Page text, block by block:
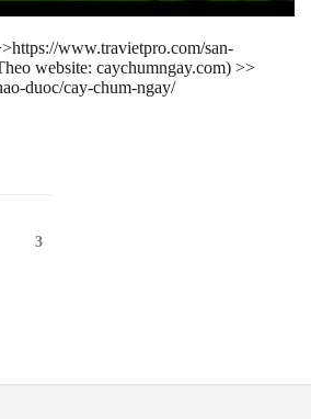
www.travietpro.com/san-
website: caychumngay.com) >>
duoc/cay-chum-ngay/
Page3